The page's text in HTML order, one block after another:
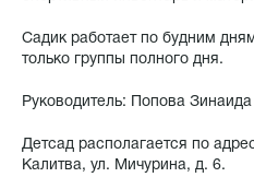
Садик работает по будним
только группы полного дня.
Руководитель: Попова
Детсад располагается по
Калитва, ул. Мичурина, д. 6.